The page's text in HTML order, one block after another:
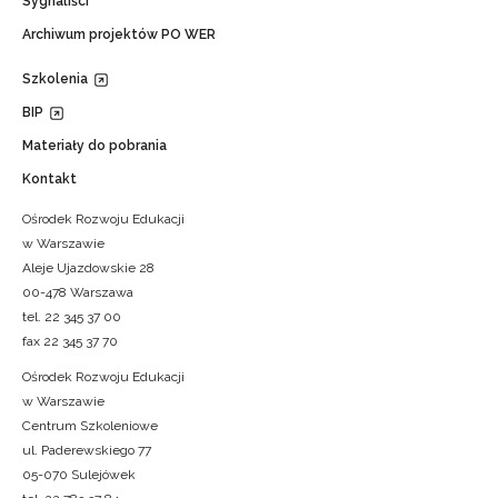
Archiwum projektów PO WER
Szkolenia
BIP
Materiały do pobrania
Kontakt
Ośrodek Rozwoju Edukacji
w Warszawie
Aleje Ujazdowskie 28
00-478 Warszawa
tel. 22 345 37 00
fax 22 345 37 70
Ośrodek Rozwoju Edukacji
w Warszawie
Centrum Szkoleniowe
ul. Paderewskiego 77
05-070 Sulejówek